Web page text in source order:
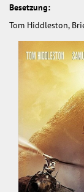
Besetzung:
Tom Hiddleston,